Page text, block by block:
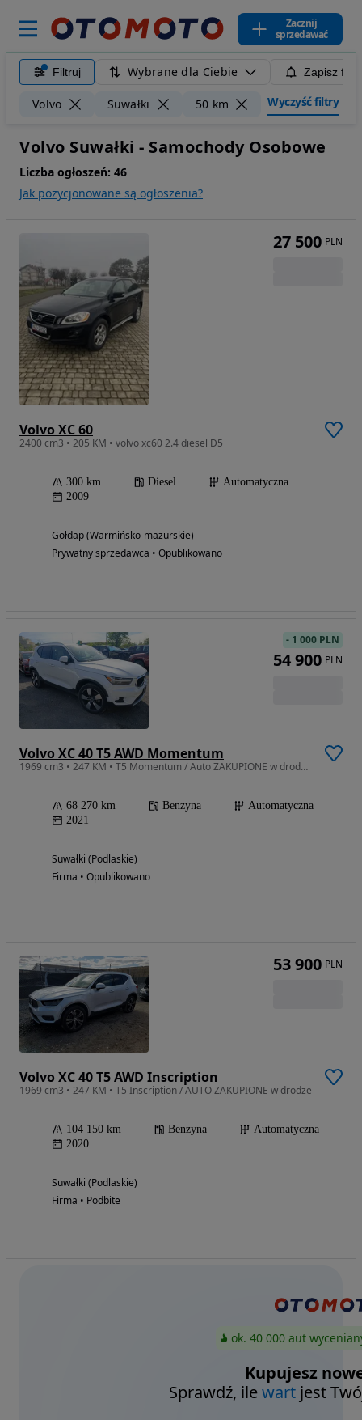
Zacznij
sprzedawać
Filtruj Wybrane dla Ciebie Zapisz
Volvo Suwałki 50 km Wyczyść filtry
Volvo Suwałki - Samochody Osobowe
Liczba ogłoszeń: 46
Jak pozycjonowane są ogłoszenia?
Volvo XC 60
2400 cm3 • 205 KM • volvo xc60 2.4 diesel D5
300 km Diesel
Automatyczna
2009
Gołdap (Warmińsko-mazurskie)
Prywatny sprzedawca • Opublikowano
27 500 PLN
Volvo XC 40 T5 AWD Momentum
1969 cm3 • 247 KM • T5 Momentum / Auto ZAKUPIONE w drodze / auto 24 lipca w Holandii
68 270 km Benzyna
Automatyczna
2021
Suwałki (Podlaskie)
Firma • Opublikowano
- 1 000 PLN
54 900 PLN
Volvo XC 40 T5 AWD Inscription
1969 cm3 • 247 KM • T5 Inscription / AUTO ZAKUPIONE w drodze
104 150 km Benzyna
Automatyczna
2020
Suwałki (Podlaskie)
Firma • Podbite
53 900 PLN
ok. 40 000 aut
Kupujesz
Sprawdź, ilewart jest